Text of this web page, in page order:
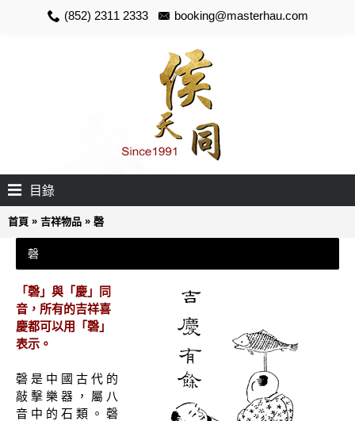
(852) 2311 2333 booking@masterhau.com
目錄
首頁 » 吉祥物品 » 磬
磬
「磬」與「慶」同
音，所有的吉祥喜
慶都可以用「磬」
表示。
磬 是 中 國 古 代 的
敲 擊 樂 器 ， 屬 八
音 中 的 石 類 。 磬